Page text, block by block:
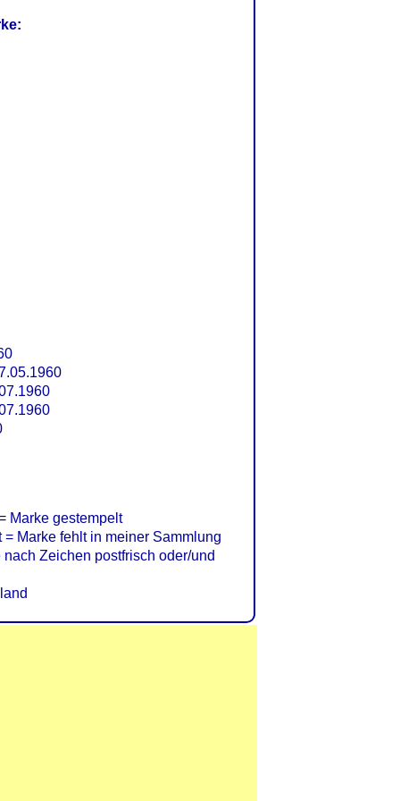
Marke gestempelt
= Marke fehlt in meiner Sammlung
Zeichen postfrisch oder/und